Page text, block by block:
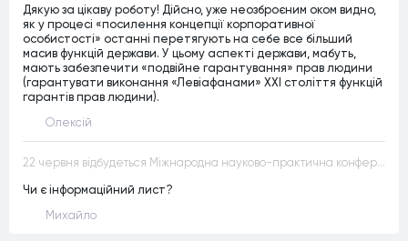
Дякую за цікаву роботу! Дійсно, уже неозброєним оком видно,
як у процесі «посилення концепції корпоративної
особистості» останні перетягують на себе все більший
масив функцій держави. У цьому аспекті держави, мабуть,
мають забезпечити «подвійне гарантування» прав людини
(гарантувати виконання «Левіафанами» ХХІ століття функцій
гарантів прав людини).
Олексій
22 червня відбудеться Міжнародна науково-практична конференція “Конституційна демократія в умовах загроз територіальній цілісності та національній безпеці”
Чи є інформаційний лист?
Михайло